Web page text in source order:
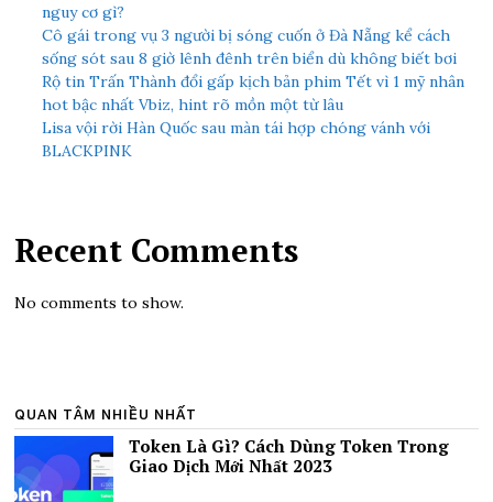
nguy cơ gì?
Cô gái trong vụ 3 người bị sóng cuốn ở Đà Nẵng kể cách
sống sót sau 8 giờ lênh đênh trên biển dù không biết bơi
Rộ tin Trấn Thành đổi gấp kịch bản phim Tết vì 1 mỹ nhân
hot bậc nhất Vbiz, hint rõ mồn một từ lâu
Lisa vội rời Hàn Quốc sau màn tái hợp chóng vánh với
BLACKPINK
Recent Comments
No comments to show.
QUAN TÂM NHIỀU NHẤT
Token Là Gì? Cách Dùng Token Trong
Giao Dịch Mới Nhất 2023